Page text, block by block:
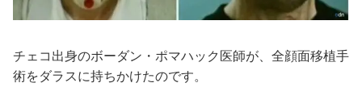
チェコ出身のボーダン・ポマハック医師が、全顔面移植手
術をダラスに持ちかけたのです。